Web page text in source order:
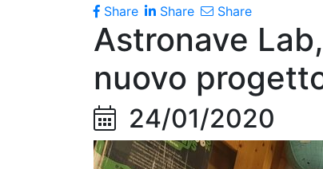
Share
Share Share
Astronave
nuovo
24/01/2020